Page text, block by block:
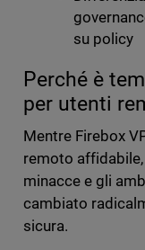
su policy
Perché è
per utenti
Mentre Firebox
remoto
minacce e gli
cambiato
sicura.